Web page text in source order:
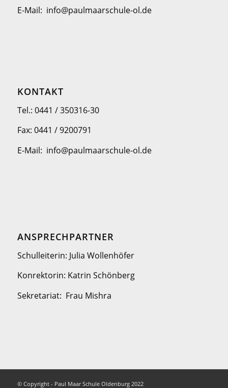
E-Mail: info@paulmaarschule-ol.de
KONTAKT
Tel.: 0441 / 350316-30
Fax: 0441 / 9200791
E-Mail: info@paulmaarschule-ol.de
ANSPRECHPARTNER
Schulleiterin: Julia Wollenhöfer
Konrektorin: Katrin Schönberg
Sekretariat: Frau Mishra
© Copyright - Paul Maar Schule Oldenburg 2022